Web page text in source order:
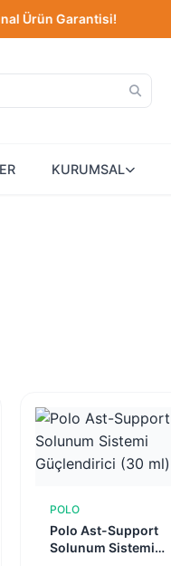
Garantisi!
KURUMSAL
POLO
Polo Ast-Support
Solunum Sistemi